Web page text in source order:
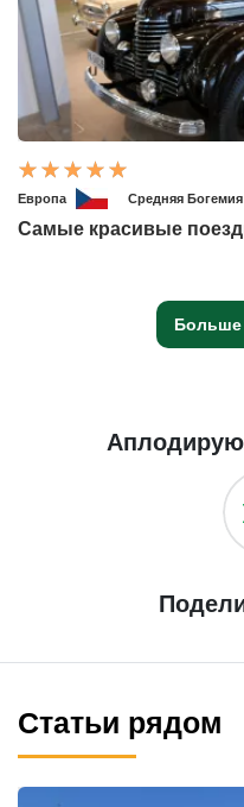
Европа Средняя Богемия
Самые красивые
Больше
Аплодирую
Статьи рядом